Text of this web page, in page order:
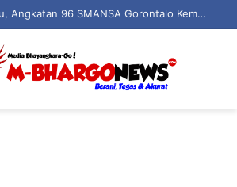
30 Tahun Berlalu, Angkatan 96 SMANSA Gorontalo Kembali Bersatu: Nostalgia, Tawa, dan Kenangan dalam Reuni Akbar